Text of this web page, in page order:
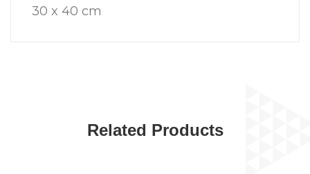
30 x 40 cm
Related Products